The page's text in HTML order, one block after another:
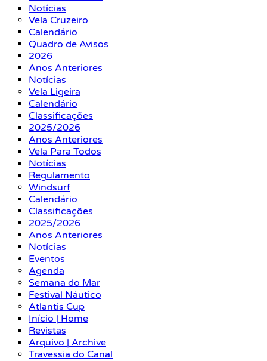
Notícias
Vela Cruzeiro
Calendário
Quadro de Avisos
2026
Anos Anteriores
Notícias
Vela Ligeira
Calendário
Classificações
2025/2026
Anos Anteriores
Vela Para Todos
Notícias
Regulamento
Windsurf
Calendário
Classificações
2025/2026
Anos Anteriores
Notícias
Eventos
Agenda
Semana do Mar
Festival Náutico
Atlantis Cup
Início | Home
Revistas
Arquivo | Archive
Travessia do Canal